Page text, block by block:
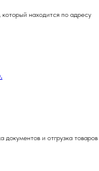
который находится по адресу
и отгрузка товаров